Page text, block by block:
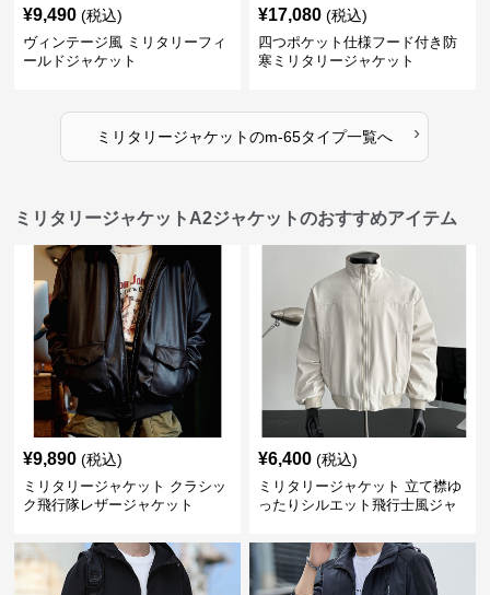
¥9,490 (税込)
ヴィンテージ風 ミリタリーフィ
ールドジャケット
¥17,080 (税込)
四つポケット仕様フード付き防
寒ミリタリージャケット
ミリタリージャケットのm-65タイプ一覧へ ›
ミリタリージャケットA2ジャケットのおすすめアイテム
¥9,890 (税込)
ミリタリージャケット クラシッ
ク飛行隊レザージャケット
¥6,400 (税込)
ミリタリージャケット 立て襟ゆ
ったりシルエット飛行士風ジャ